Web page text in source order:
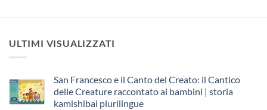
ULTIMI VISUALIZZATI
San Francesco e il Canto del Creato: il Cantico
delle Creature raccontato ai bambini | storia
kamishibai plurilingue